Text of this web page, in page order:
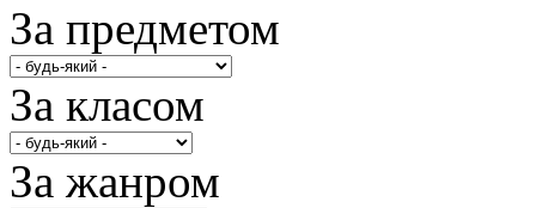
За предметом
За класом
За жанром